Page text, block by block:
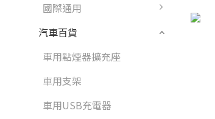
國際通用
汽車百貨
車用點煙器擴充座
車用支架
車用USB充電器